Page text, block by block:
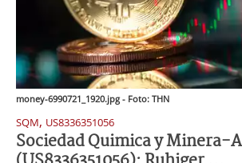
money-6990721_1920.jpg - Foto: THN
SQM, US8336351056
Sociedad Quimica y Minera-